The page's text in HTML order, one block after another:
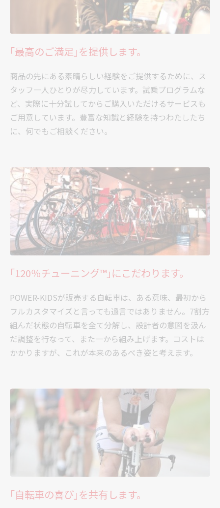
｢最高のご満足｣を提供します。
商品の先にある素晴らしい経験をご提供するために、ス
タッフ一人ひとりが尽力しています。試乗プログラムな
ど、実際に十分試してからご購入いただけるサービスも
ご用意しています。豊富な知識と経験を持つわたしたち
に、何でもご相談ください。
｢120％チューニング™｣にこだわります。
POWER-KIDSが販売する自転車は、ある意味、最初から
フルカスタマイズと言っても過言ではありません。7割方
組んだ状態の自転車を全て分解し、設計者の意図を汲ん
だ調整を行なって、また一から組み上げます。コストは
かかりますが、これが本来のあるべき姿と考えます。
｢自転車の喜び｣を共有します。